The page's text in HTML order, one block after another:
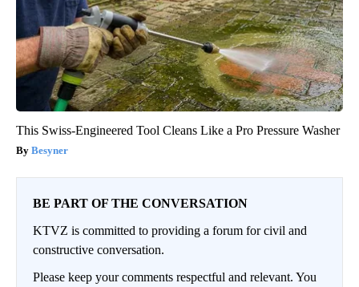
This Swiss-Engineered Tool Cleans Like a Pro Pressure Washer
Besyner
BE PART OF THE CONVERSATION
KTVZ is committed to providing a forum for civil and
constructive conversation.
Please keep your comments respectful and relevant. You